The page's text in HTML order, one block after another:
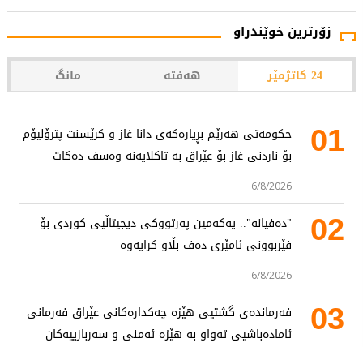
زۆرترین خوێندراو
24 کاتژمێر هەفتە مانگ
01
حکومەتی هەرێم بڕیارەکەی دانا غاز و کرێسنت پترۆلیۆم
بۆ ناردنی غاز بۆ عێراق بە تاکلایەنە وەسف دەکات
6/8/2026
02
"دەفیانە".. یەکەمین پەرتووکی دیجیتاڵیی کوردی بۆ
فێربوونی ئامێری دەف بڵاو کرایەوە
6/8/2026
03
فەرماندەی گشتیی هێزە چەکدارەکانی عێراق فەرمانی
ئامادەباشیی تەواو بە هێزە ئەمنی و سەربازییەکان